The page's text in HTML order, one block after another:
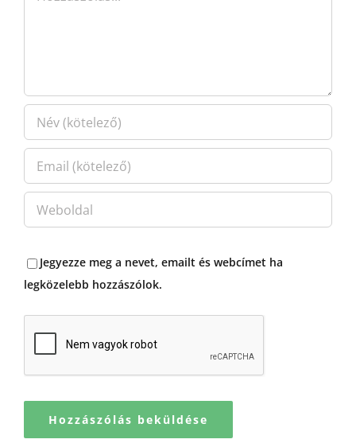
Jegyezze meg a nevet, emailt és webcímet ha
legközelebb hozzászólok.